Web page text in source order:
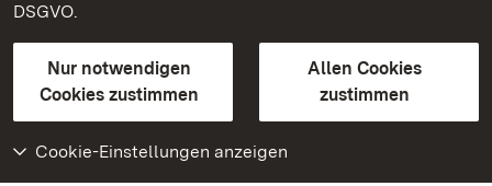
DSGVO.
Nur notwendigen
Cookies zustimmen
Allen Cookies
zustimmen
Cookie-Einstellungen anzeigen
Kontakt
GebärdenspracheLeichte Sprache
Erklärung zur Barrierefreiheit
BITV-konform (geprüfte Seiten)
Weiteres